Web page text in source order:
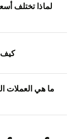
لماذا تختلف
كيف
ما هي العملات